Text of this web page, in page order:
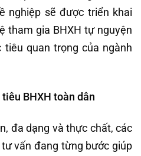
nghiệp sẽ được triển khai
tham gia BHXH tự nguyện
quan trọng của ngành
BHXH toàn dân
đa dạng và thực chất, các
vấn đang từng bước giúp